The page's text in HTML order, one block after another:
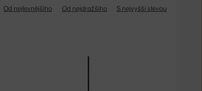
Od nejlevnějšího Od nejdražšího S nejvyšší slevou